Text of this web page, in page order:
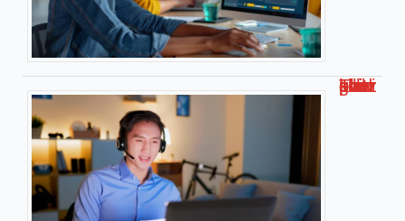
Travailler chez soi pour kiabi : le guide complet !